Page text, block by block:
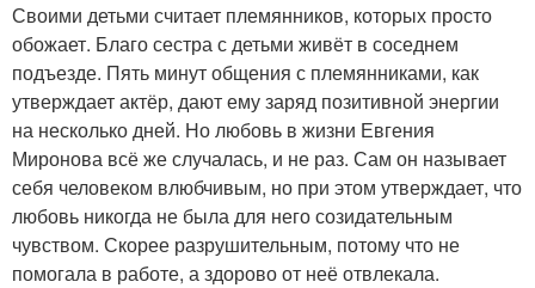
Своими детьми считает племянников, которых просто
обожает. Благо сестра с детьми живёт в соседнем
подъезде. Пять минут общения с племянниками, как
утверждает актёр, дают ему заряд позитивной энергии
на несколько дней. Но любовь в жизни Евгения
Миронова всё же случалась, и не раз. Сам он называет
себя человеком влюбчивым, но при этом утверждает, что
любовь никогда не была для него созидательным
чувством. Скорее разрушительным, потому что не
помогала в работе, а здорово от неё отвлекала.